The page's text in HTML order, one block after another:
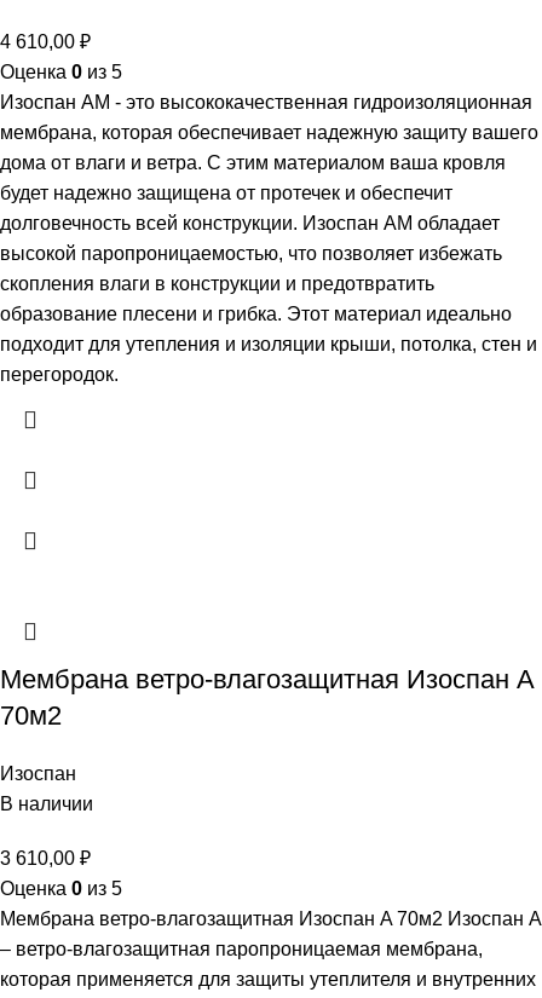
4 610,00 ₽
Оценка 0 из 5
Изоспан AM - это высококачественная гидроизоляционная
мембрана, которая обеспечивает надежную защиту вашего
дома от влаги и ветра. С этим материалом ваша кровля
будет надежно защищена от протечек и обеспечит
долговечность всей конструкции. Изоспан AM обладает
высокой паропроницаемостью, что позволяет избежать
скопления влаги в конструкции и предотвратить
образование плесени и грибка. Этот материал идеально
подходит для утепления и изоляции крыши, потолка, стен и
перегородок.
Мембрана ветро-влагозащитная Изоспан A
70м2
Изоспан
В наличии
3 610,00 ₽
Оценка 0 из 5
Мембрана ветро-влагозащитная Изоспан A 70м2 Изоспан А
– ветро-влагозащитная паропроницаемая мембрана,
которая применяется для защиты утеплителя и внутренних